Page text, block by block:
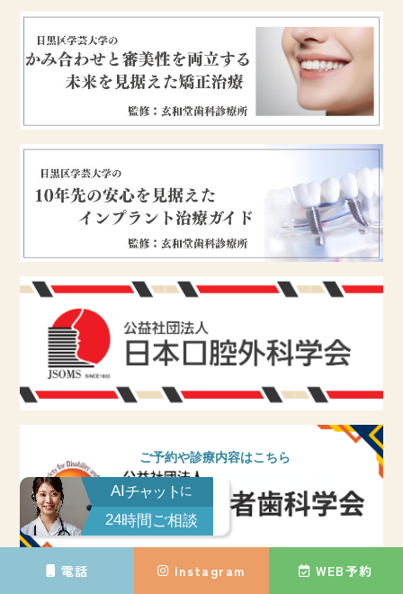
電話 Instagram WEB予約
ご予約や診療内容はこちら
AI チャットに
24時間ご相談